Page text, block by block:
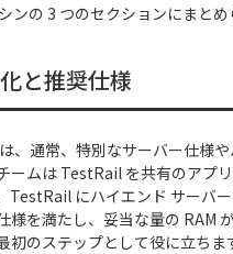
ンの 3 つのセクションにまとめ
と推奨仕様
、通常、特別なサーバー仕様
ームは TestRail を共有のアプ
TestRail にハイエンド サーバ
様を満たし、妥当な量の RAM
のステップとして役に立ちま